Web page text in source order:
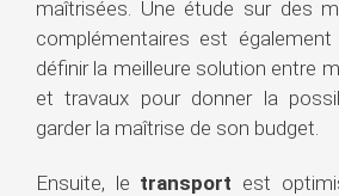
maîtrisées. Une étude sur des
complémentaires est
définir la meilleure solution entre
et travaux pour donner la
garder la maîtrise de son budget.
Ensuite, le transport est